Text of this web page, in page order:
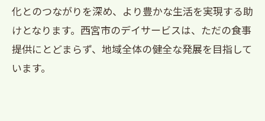
化とのつながりを深め、より豊かな生活を実現する助
けとなります。西宮市のデイサービスは、ただの食事
提供にとどまらず、地域全体の健全な発展を目指して
います。